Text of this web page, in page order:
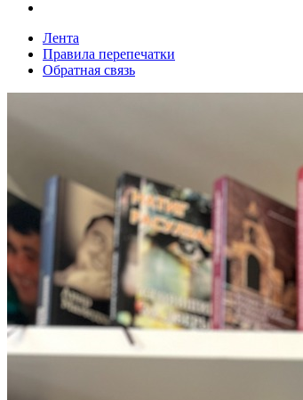
Лента
Правила перепечатки
Обратная связь